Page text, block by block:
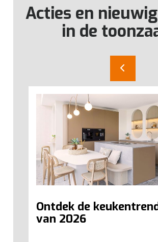
Acties en
in de
Ontdek de
van 2026